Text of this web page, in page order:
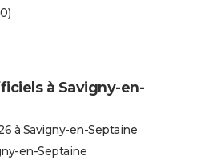
à Savigny-en-
à Savigny-en-Septaine
en-Septaine